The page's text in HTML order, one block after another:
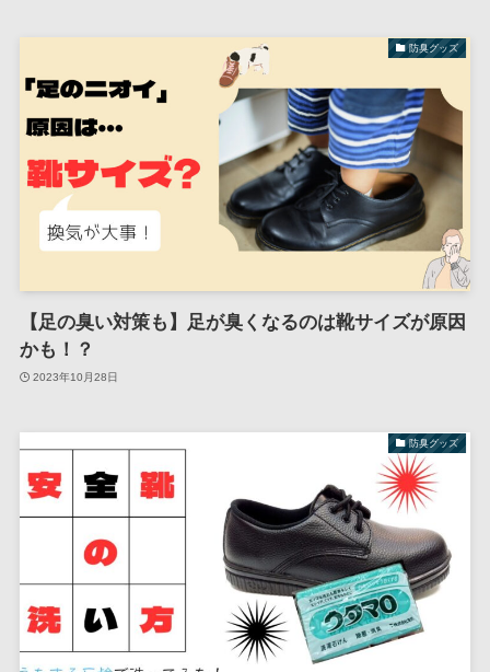
防臭グッズ
【足の臭い対策も】足が臭くなるのは靴サイズが原因
かも！？
2023年10月28日
防臭グッズ